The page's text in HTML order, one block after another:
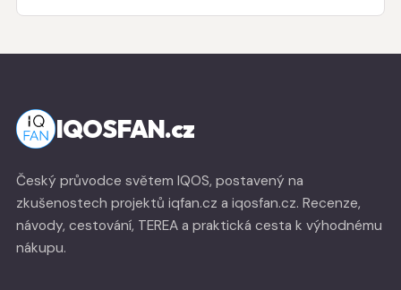
IQOSFAN.cz
Český průvodce světem IQOS, postavený na
zkušenostech projektů iqfan.cz a iqosfan.cz. Recenze,
návody, cestování, TEREA a praktická cesta k výhodnému
nákupu.